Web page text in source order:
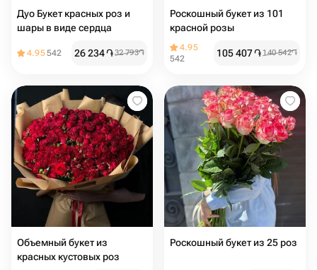
Дуо Букет красных роз и
шары в виде сердца
4.95542 26 234֏32 793֏
Роскошный букет из 101
красной розы
4.95
542
105 407֏ 140 542֏
Объемный букет из
красных кустовых роз
Роскошный букет из 25 роз